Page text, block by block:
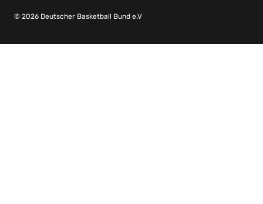
© 2026 Deutscher Basketball Bund e.V